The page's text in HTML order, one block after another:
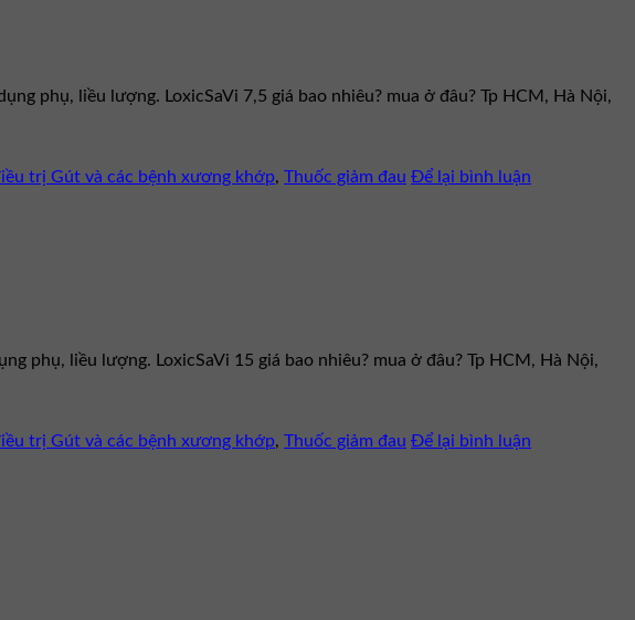
phụ, liều lượng. LoxicSaVi 7,5 giá bao nhiêu? mua ở đâu? Tp HCM, Hà Nội,
trị Gút và các bệnh xương khớp, Thuốc giảm đau Để lại bình luận
phụ, liều lượng. LoxicSaVi 15 giá bao nhiêu? mua ở đâu? Tp HCM, Hà Nội,
trị Gút và các bệnh xương khớp, Thuốc giảm đau Để lại bình luận